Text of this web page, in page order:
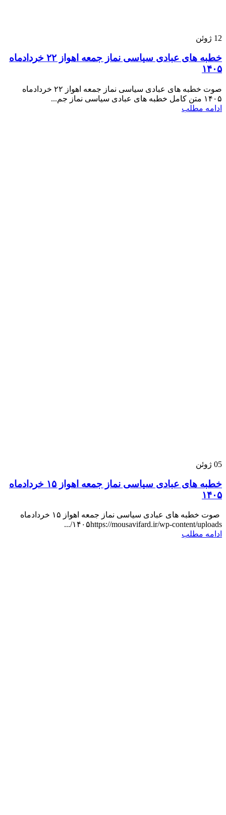
12 ژوئن
خطبه های عبادی سیاسی نماز جمعه اهواز ۲۲ خردادماه
۱۴۰۵
صوت خطبه های عبادی سیاسی نماز جمعه اهواز ۲۲ خردادماه
۱۴۰۵ متن کامل خطبه های عبادی سیاسی نماز جم...
ادامه مطلب
05 ژوئن
خطبه های عبادی سیاسی نماز جمعه اهواز ۱۵ خردادماه
۱۴۰۵
صوت خطبه های عبادی سیاسی نماز جمعه اهواز ۱۵ خردادماه
۱۴۰۵https://mousavifard.ir/wp-content/uploads/...
ادامه مطلب